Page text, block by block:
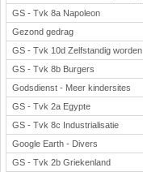
GS - Tvk 8a Napoleon
Gezond gedrag
GS - Tvk 10d Zelfstandig worden
GS - Tvk 8b Burgers
Godsdienst - Meer kindersites
GS - Tvk 2a Egypte
GS - Tvk 8c Industrialisatie
Google Earth - Divers
GS - Tvk 2b Griekenland